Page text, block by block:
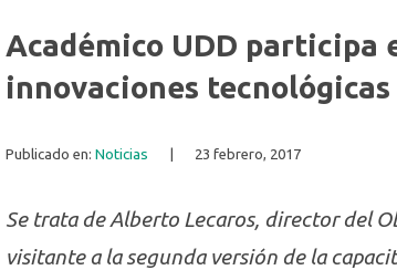
Académico UDD
innovaciones
Publicado en: Noticias 23 febrero, 2017
Se trata de Alberto Lecaros, director del
visitante a la segunda versión de la